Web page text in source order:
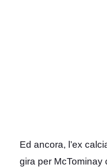
Ed ancora, l’ex
gira per McTominay